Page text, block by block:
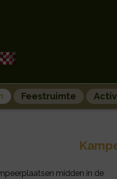
Feestruimte
midden in de